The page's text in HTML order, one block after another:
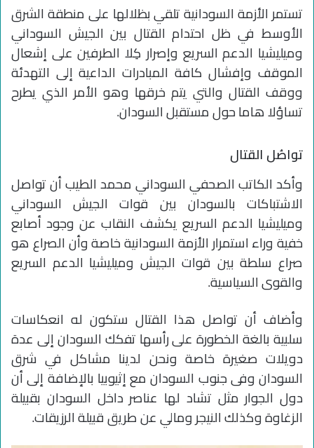
تستمر الأزمة السودانية تلقي بظلالها على منطقة الشرق
الأوسط في ظل احتدام القتال بين الجيش السوداني
وميليشيا الدعم السريع وإصرار كِلا الطرفين على إشعال
الموقف وإفشال كافة المبادرات الداعية إلى التهدئة
ووقف القتال والتي يتم خرقها وهو الأمر الذي يطرح
تساؤلا هاما حول مستقبل السودان.
تواصُل القتال
وأكد الكاتب الصحفي السوداني محمد الطيب أن تواصل
الاشتباكات بالسودان بين قوات الجيش السوداني
وميليشيا الدعم السريع يكشف النقاب عن وجود أصابع
خفية وراء استمرار الأزمة السودانية خاصة وأن الصراع هو
صراع سلطة بين قوات الجيش وميليشيا الدعم السريع
والقوى السياسية.
وأضاف أن تواصل هذا القتال ستكون له انعكاسات
سلبية بالغة الخطورة على رأسها تفكك السودان إلى عدة
دويلات صغيرة خاصة ونحن لدينا مشاكل في شرق
السودان وفى جنوب السودان مع إثيوبيا بالإضافة إلى أن
دول الجوار مثل تشاد لها عناصر داخل السودان بقبيلة
الزغاوة وكذلك النيجر ومالي عن طريق قبيلة الرزيقات.